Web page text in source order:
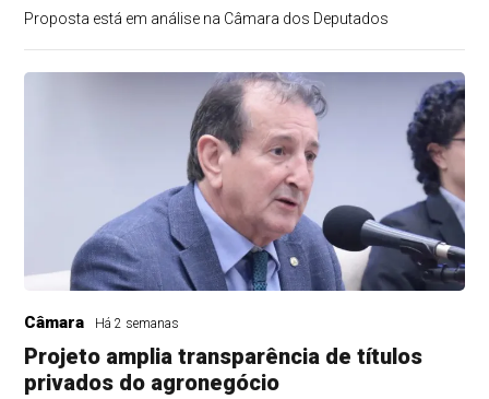
Proposta está em análise na Câmara dos Deputados
Câmara Há 2 semanas
Projeto amplia transparência de títulos
privados do agronegócio